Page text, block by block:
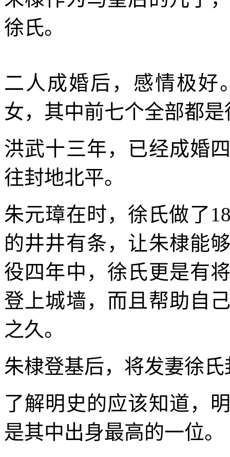
徐氏。
二人成婚后，感情极好
女，其中前七个全部都
洪武十三年，已经成婚
往封地北平。
朱元璋在时，徐氏做了
的井井有条，让朱棣能
役四年中，徐氏更是有
登上城墙，而且帮助自
之久。
朱棣登基后，将发妻徐
了解明史的应该知道，
是其中出身最高的一位。